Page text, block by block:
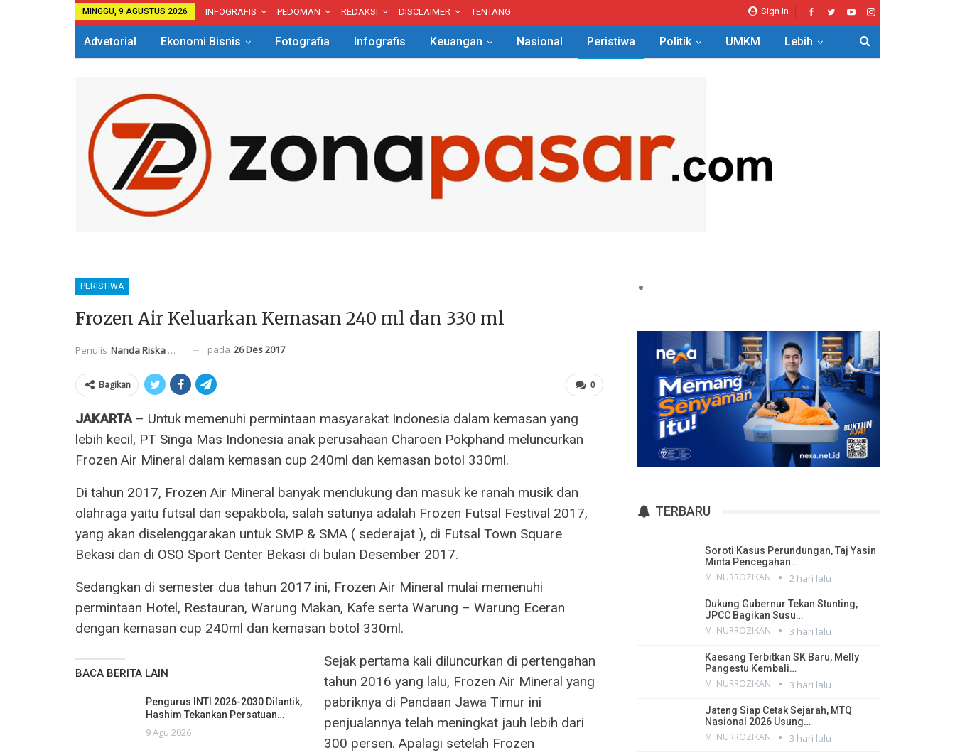
Sign In
MINGGU, 9 AGUSTUS 2026 INFOGRAFIS PEDOMAN REDAKSI DISCLAIMER TENTANG
Advetorial Ekonomi Bisnis Fotografia Infografis Keuangan Nasional Peristiwa Politik UMKM Lebih
PERISTIWA
Frozen Air Keluarkan Kemasan 240 ml dan 330 ml
Penulis Nanda Riska Mahendra pada 26 Des 2017
0
Bagikan
JAKARTA– Untuk memenuhi permintaan masyarakat Indonesia dalam kemasan yang
lebih kecil, PT Singa Mas Indonesia anak perusahaan Charoen Pokphand meluncurkan
Frozen Air Mineral dalam kemasan cup 240ml dan kemasan botol 330ml.
Di tahun 2017, Frozen Air Mineral banyak mendukung dan masuk ke ranah musik dan
olahraga yaitu futsal dan sepakbola, salah satunya adalah Frozen Futsal Festival 2017,
yang akan diselenggarakan untuk SMP & SMA ( sederajat ), di Futsal Town Square
Bekasi dan di OSO Sport Center Bekasi di bulan Desember 2017.
Sedangkan di semester dua tahun 2017 ini, Frozen Air Mineral mulai memenuhi
permintaan Hotel, Restauran, Warung Makan, Kafe serta Warung – Warung Eceran
dengan kemasan cup 240ml dan kemasan botol 330ml.
BACA BERITA LAIN
Pengurus INTI 2026-2030 Dilantik,
Hashim Tekankan Persatuan…
9 Agu 2026
Sejak pertama kali diluncurkan di pertengahan
tahun 2016 yang lalu, Frozen Air Mineral yang
pabriknya di Pandaan Jawa Timur ini
penjualannya telah meningkat jauh lebih dari
300 persen. Apalagi setelah Frozen
TERBARU
Soroti Kasus Perundungan, Taj Yasin
Minta Pencegahan…
M. NURROZIKAN 2 hari lalu
Dukung Gubernur Tekan Stunting,
JPCC Bagikan Susu…
M. NURROZIKAN 3 hari lalu
Kaesang Terbitkan SK Baru, Melly
Pangestu Kembali…
M. NURROZIKAN 3 hari lalu
Jateng Siap Cetak Sejarah, MTQ
Nasional 2026 Usung…
M. NURROZIKAN 3 hari lalu